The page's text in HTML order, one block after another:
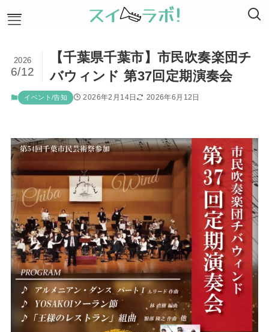
ホーム
特集記事
コラム連載
吹奏楽豆知識
吹奏楽団の募集
運営会社
協賛・支援
【千葉県千葉市】市民吹奏楽団チ
バウィンド 第37回定期演奏会
2026
6/12
イベント/告知 2026年2月14日 2026年6月12日